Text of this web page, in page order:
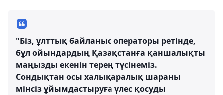
"Біз, ұлттық байланыс операторы ретінде,
бұл ойындардың Қазақстанға қаншалықты
маңызды екенін терең түсінеміз.
Сондықтан осы халықаралық шараны
мінсіз ұйымдастыруға үлес қосуды